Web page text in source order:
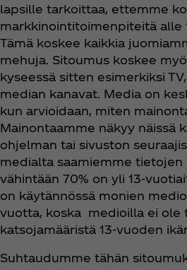
lapsille tarkoittaa, ettemme
markkinointitoimenpiteitä alle
Tämä koskee kaikkia
mehuja. Sitoumus koskee
kyseessä sitten esimerkiksi
median kanavat. Media on
kun arvioidaan, miten
Mainontaamme näkyy näissä
ohjelman tai sivuston
medialta saamiemme
vähintään 70% on yli 13-
on käytännössä monien
vuotta, koska medioilla ei ole
katsojamääristä 13-vuoden
Suhtaudumme tähän